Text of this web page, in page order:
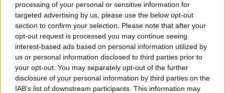
processing of your personal or sensitive information for
targeted advertising by us, please use the below opt-out
section to confirm your selection. Please note that after your
opt-out request is processed you may continue seeing
interest-based ads based on personal information utilized by
us or personal information disclosed to third parties prior to
your opt-out. You may separately opt-out of the further
disclosure of your personal information by third parties on the
IAB’s list of downstream participants. This information may
Ένα συλλεκτικό PlayStation 5
cover με σχέδια του LeBron
James κυκλοφορεί τις επόμενες
μέρες